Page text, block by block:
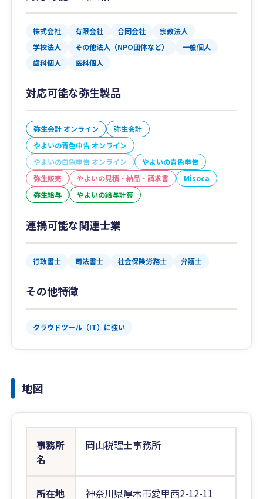
株式会社 有限会社 合同会社
宗教法人
学校法人
その他法人（NPO団体など）
一般個人
歯科個人
医科個人
対応可能な弥生製品
弥生会計 オンライン
弥生会計
やよいの青色申告 オンライン
やよいの白色申告 オンライン
やよいの青色申告
弥生販売
やよいの見積・納品・請求書
Misoca
弥生給与
やよいの給与計算
連携可能な関連士業
行政書士 司法書士 社会保険労務士 弁護士
その他特徴
クラウドツール（IT）に強い
地図
事務所
名
岡山税理士事務所
所在地 神奈川県厚木市愛甲西2-12-11